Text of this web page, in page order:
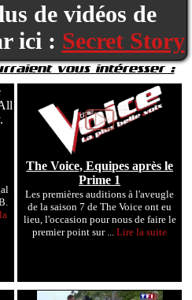
de vidéos de
ici : Secret Story
vous intéresser :
The Voice, Equipes après le
Prime 1
Les premières auditions à l'aveugle
de la saison 7 de The Voice ont eu
lieu, l'occasion pour nous de faire le
premier point sur ...Lire la suite